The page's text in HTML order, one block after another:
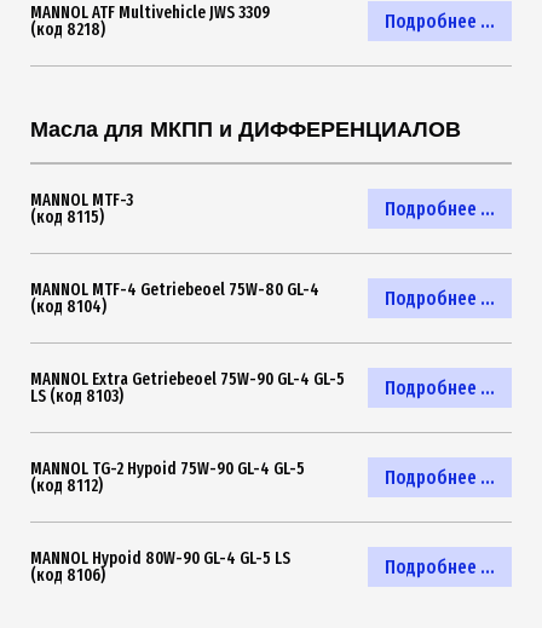
Подробнее ...
MANNOL ATF Multivehicle JWS 3309
(код 8218)
Масла для МКПП и ДИФФЕРЕНЦИАЛОВ
Подробнее ...
MANNOL MTF-3
(код 8115)
Подробнее ...
MANNOL MTF-4 Getriebeoel 75W-80 GL-4
(код 8104)
Подробнее ...
MANNOL Extra Getriebeoel 75W-90 GL-4 GL-5
LS (код 8103)
Подробнее ...
MANNOL TG-2 Hypoid 75W-90 GL-4 GL-5
(код 8112)
Подробнее ...
MANNOL Hypoid 80W-90 GL-4 GL-5 LS
(код 8106)